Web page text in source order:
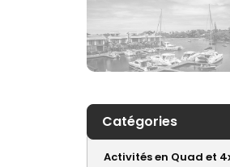
Catégories
Activités en Quad et